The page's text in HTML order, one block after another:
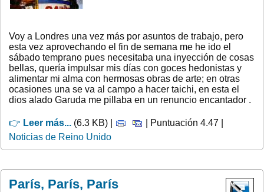
Voy a Londres una vez más por asuntos de trabajo, pero
esta vez aprovechando el fin de semana me he ido el
sábado temprano pues necesitaba una inyección de cosas
bellas, quería impulsar mis días con goces hedonistas y
alimentar mi alma con hermosas obras de arte; en otras
ocasiones una se va al campo a hacer taichi, en esta el
dios alado Garuda me pillaba en un renuncio encantador .
👉 Leer más... (6.3 KB) |
| Puntuación 4.47 |
Noticias de Reino Unido
París, París, París